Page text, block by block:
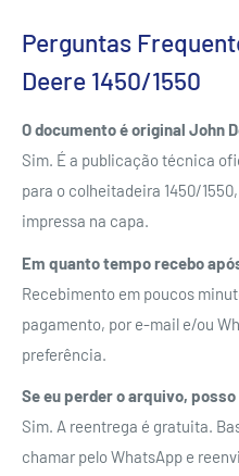
Perguntas
Deere 1450/1550
O documento é original John
Sim. É a publicação técnica
para o colheitadeira 1450/
impressa na capa.
Em quanto tempo recebo
Recebimento em poucos
pagamento, por e-mail e/ou
preferência.
Se eu perder o arquivo,
Sim. A reentrega é gratuita.
chamar pelo WhatsApp e